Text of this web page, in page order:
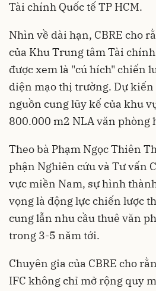
Tài chính Quốc tế TP HCM.
Nhìn về dài hạn, CBRE cho
của Khu Trung tâm Tài chính
được xem là "cú hích" chiến
diện mạo thị trường. Dự
nguồn cung lũy kế của khu
800.000 m2 NLA văn phòng
Theo bà Phạm Ngọc Thiên
phận Nghiên cứu và Tư vấn
vực miền Nam, sự hình
vọng là động lực chiến lược
cung lẫn nhu cầu thuê văn
trong 3-5 năm tới.
Chuyên gia của CBRE cho
IFC không chỉ mở rộng quy